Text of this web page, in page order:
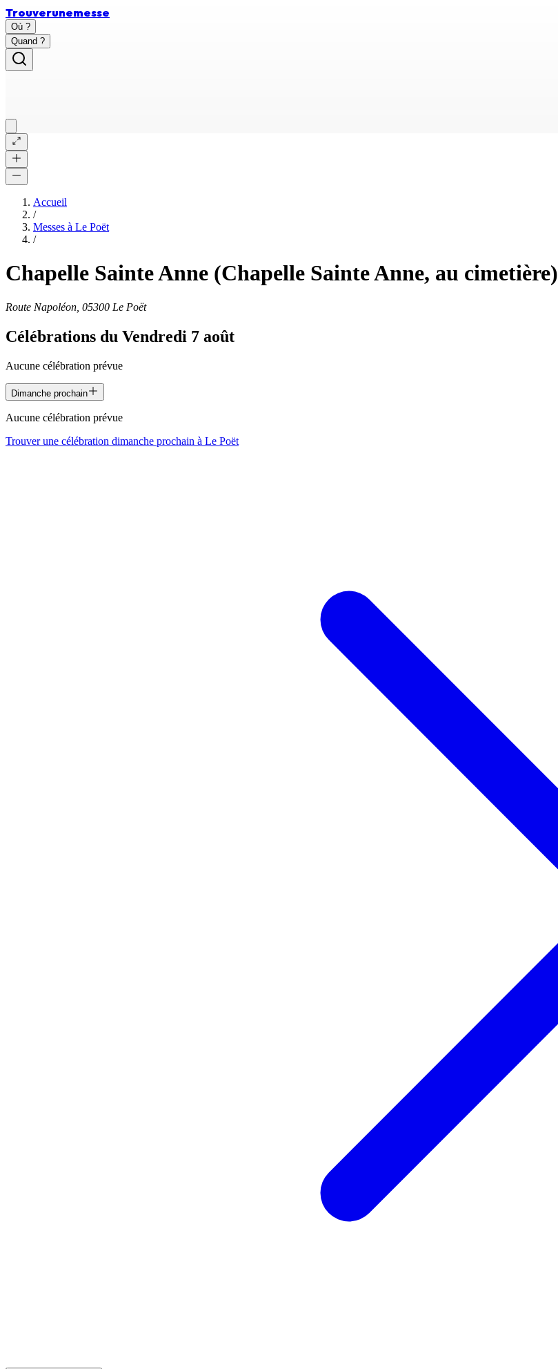
Trouverunemesse
Où ?
Quand ?
Accueil
/
Messes à Le Poët
/
Chapelle Sainte Anne (Chapelle Sainte Anne, au cimetière)
Route Napoléon, 05300 Le Poët
Célébrations du Vendredi 7 août
Aucune célébration prévue
Dimanche prochain
Aucune célébration prévue
Trouver une célébration dimanche prochain à Le Poët